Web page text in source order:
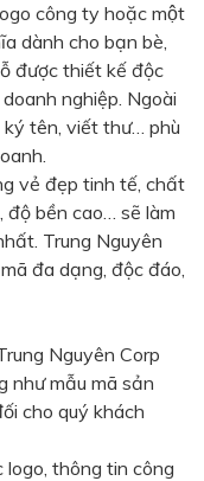
lá
Tím
Gold
Xám
Bạc - Bạc
lá - Bạc
công ty hoặc một
dành cho bạn bè,
được thiết kế độc
nghiệp. Ngoài
ký tên, viết thư… phù
vẻ đẹp tinh tế, chất
độ bền cao… sẽ làm
Trung Nguyên
đa dạng, độc đáo,
Nguyên Corp
như mẫu mã sản
cho quý khách
thông tin công